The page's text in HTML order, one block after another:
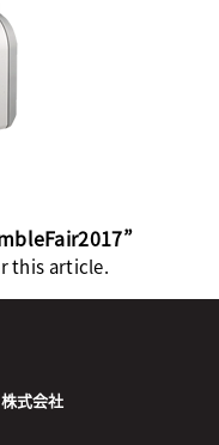
this article.
式会社